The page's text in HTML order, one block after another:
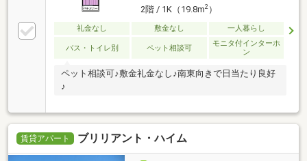
2階 / 1K（19.8m2）
礼金なし 敷金なし 一人暮らし
バス・トイレ別 ペット相談可
モニタ付インターホ
ン
ペット相談可♪敷金礼金なし♪南東向きで日当たり良好
♪
賃貸アパート ブリリアント・ハイム